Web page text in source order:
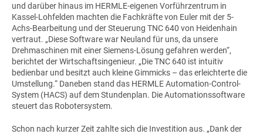
und darüber hinaus im HERMLE-eigenen Vorführzentrum in
Kassel-Lohfelden machten die Fachkräfte von Euler mit der 5-
Achs-Bearbeitung und der Steuerung TNC 640 von Heidenhain
vertraut. „Diese Software war Neuland für uns, da unsere
Drehmaschinen mit einer Siemens-Lösung gefahren werden“,
berichtet der Wirtschaftsingenieur. „Die TNC 640 ist intuitiv
bedienbar und besitzt auch kleine Gimmicks – das erleichterte die
Umstellung.“ Daneben stand das HERMLE Automation-Control-
System (HACS) auf dem Stundenplan. Die Automationssoftware
steuert das Robotersystem.
Schon nach kurzer Zeit zahlte sich die Investition aus. „Dank der